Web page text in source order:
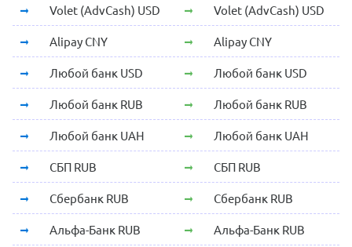
Volet (AdvCash) USD Volet (AdvCash) USD
Alipay CNY Alipay CNY
Любой банк USD Любой банк USD
Любой банк RUB Любой банк RUB
Любой банк UAH Любой банк UAH
СБП RUB СБП RUB
Сбербанк RUB Сбербанк RUB
Альфа-Банк RUB Альфа-Банк RUB